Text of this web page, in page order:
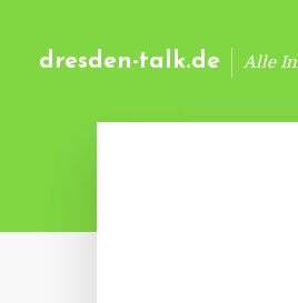
dresden-talk.de Alle